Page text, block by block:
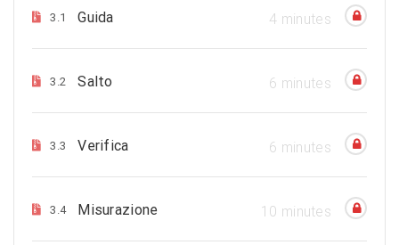
3.1 Guida 4 minutes
3.2 Salto 6 minutes
3.3 Verifica 6 minutes
3.4 Misurazione 10 minutes